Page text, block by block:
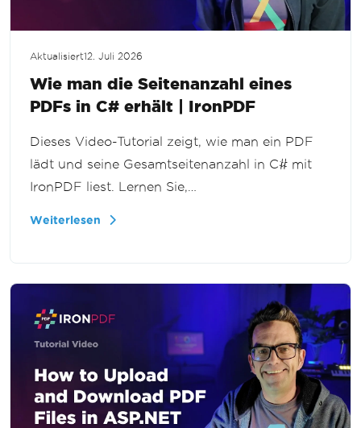
Aktualisiert12. Juli 2026
Wie man die Seitenanzahl eines
PDFs in C# erhält | IronPDF
Dieses Video-Tutorial zeigt, wie man ein PDF
lädt und seine Gesamtseitenanzahl in C# mit
IronPDF liest. Lernen Sie,
Weiterlesen